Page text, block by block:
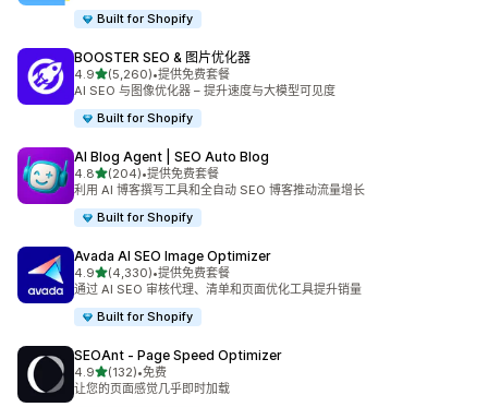
Built for Shopify
BOOSTER SEO & 图片优化器
4.9星（满分 5 星）
(5,260)
总共 5260 条评论
•提供免费套餐
AI SEO 与图像优化器 – 提升速度与大模型可见度
Built for Shopify
AI Blog Agent | SEO Auto Blog
4.8星（满分 5 星）
(204)
总共 204 条评论
•提供免费套餐
利用 AI 博客撰写工具和全自动 SEO 博客推动流量增长
Built for Shopify
Avada AI SEO Image Optimizer
4.9星（满分 5 星）
(4,330)
总共 4330 条评论
•提供免费套餐
通过 AI SEO 审核代理、清单和页面优化工具提升销量
Built for Shopify
SEOAnt ‑ Page Speed Optimizer
4.9星（满分 5 星）
(132)
总共 132 条评论
•免费
让您的页面感觉几乎即时加载